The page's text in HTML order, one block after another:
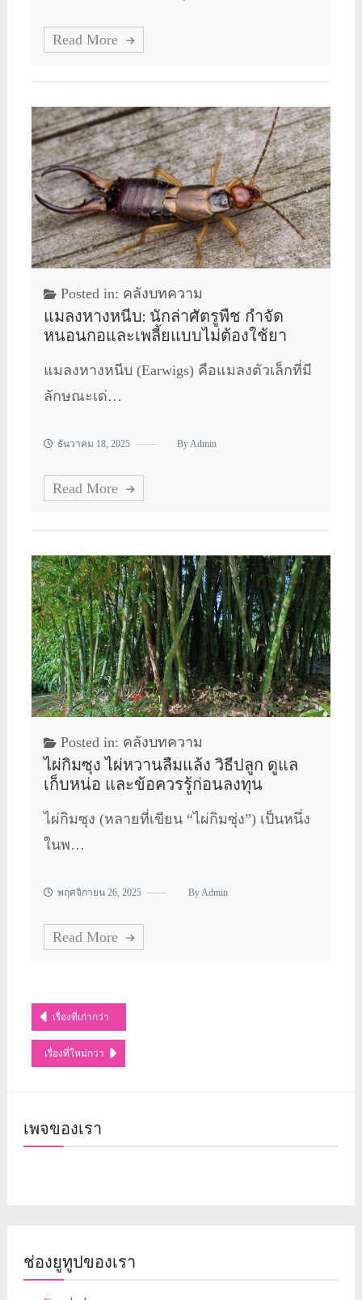
Read More
Posted in: คลังบทความ
แมลงหางหนีบ: นักล่าศัตรูพืช กำจัด
หนอนกอและเพลี้ยแบบไม่ต้องใช้ยา
แมลงหางหนีบ (Earwigs) คือแมลงตัวเล็กที่มี
ลักษณะเด่…
ธันวาคม 18, 2025 ByAdmin
Read More
Posted in: คลังบทความ
ไผ่กิมซุง ไผ่หวานลืมแล้ง วิธีปลูก ดูแล
เก็บหน่อ และข้อควรรู้ก่อนลงทุน
ไผ่กิมซุง (หลายที่เขียน “ไผ่กิมซุ่ง”) เป็นหนึ่ง
ในพ…
พฤศจิกายน 26, 2025 ByAdmin
Read More
แนะแนว
เรื่อง
เรื่องที่เก่ากว่า
เรื่องที่ใหม่กว่า
เพจของเรา
ช่องยูทูปของเรา